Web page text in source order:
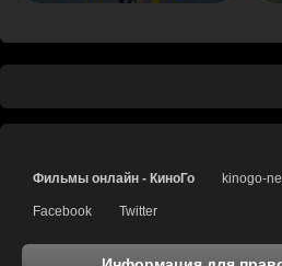
Фильмы онлайн - КиноГо kinogo-
Facebook Twitter